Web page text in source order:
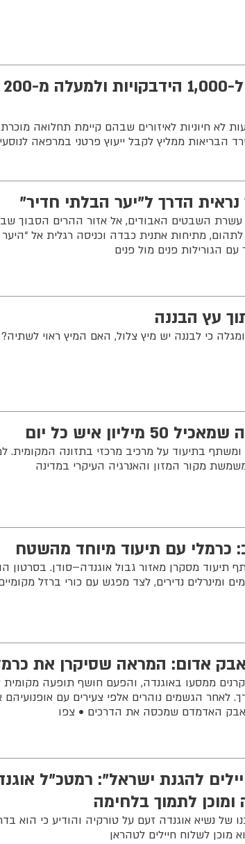
לא חיוניות לאיזורים שבהם קיימת תחלואה
הבריאות ממליץ לקבל ייעוץ פרטני במרפאה
נראית הדרך ל"יער הבלתי חדיר"
השבטים האבודים, אל אזור ההרים הסבוך
לתהום, מתיחות אתנית כבדה וכניסה רגלית אל
הגורילות פנים מול פנים
עץ הבננה
כי לבננה יש מיץ צלול, האם המיץ ראוי לשתיה?
איש כל יום
מקור המזון והאנרגיה העיקרי במדינה
כרמלי עם תיעוד מיוחד מהשטח
מסקרן מאזור גבול אוגנדה–סודן. בסרטון
ומינרלים נדירים, לצד מפגש עם כורי ברזל
אדום: המראה שסיקרן את
ממסעו באוגנדה, והפעם חושף תופעה מקומית
לאחר הגשמים נוהרים אלפי צעירים עם אופנועיהם
האדמדם שמכסה את הדרכים • צפו
100 אלף חיילים להגנת ישראל": רמטכ"ל
ומוכן לתמוך בלחימה
של נשיא אוגנדה זעם על טורקיה והודיע כי הוא
מוכן לשלוח חיילים לטהראן